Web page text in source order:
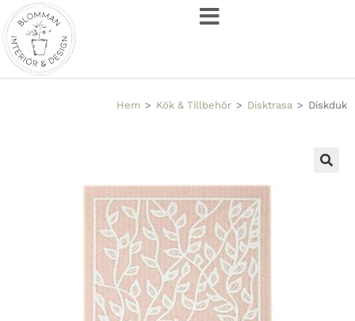
Hem > Kök & Tillbehör > Disktrasa > Diskduk